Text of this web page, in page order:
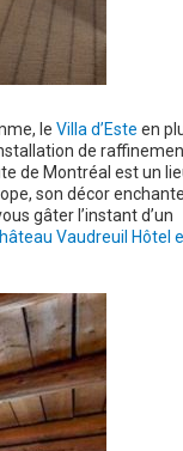
le Villa d’Este en
de
de Montréal est un
son décor
gâter l’instant d’un
Vaudreuil Hôtel